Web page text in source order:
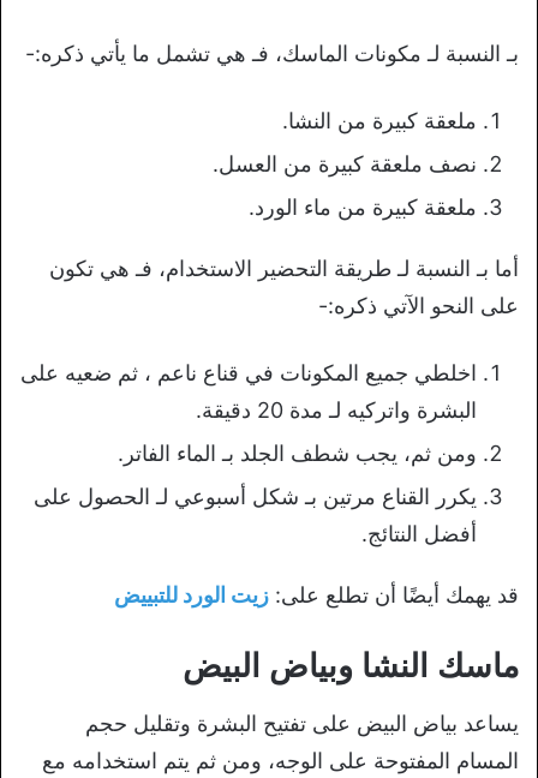
بـ النسبة لـ مكونات الماسك، فـ هي تشمل ما يأتي ذكره:-
ملعقة كبيرة من النشا.
نصف ملعقة كبيرة من العسل.
ملعقة كبيرة من ماء الورد.
أما بـ النسبة لـ طريقة التحضير الاستخدام، فـ هي تكون
على النحو الآتي ذكره:-
اخلطي جميع المكونات في قناع ناعم ، ثم ضعيه على
البشرة واتركيه لـ مدة 20 دقيقة.
ومن ثم، يجب شطف الجلد بـ الماء الفاتر.
يكرر القناع مرتين بـ شكل أسبوعي لـ الحصول على
أفضل النتائج.
قد يهمك أيضًا أن تطلع على: زيت الورد للتبييض
ماسك النشا وبياض البيض
يساعد بياض البيض على تفتيح البشرة وتقليل حجم
المسام المفتوحة على الوجه، ومن ثم يتم استخدامه مع